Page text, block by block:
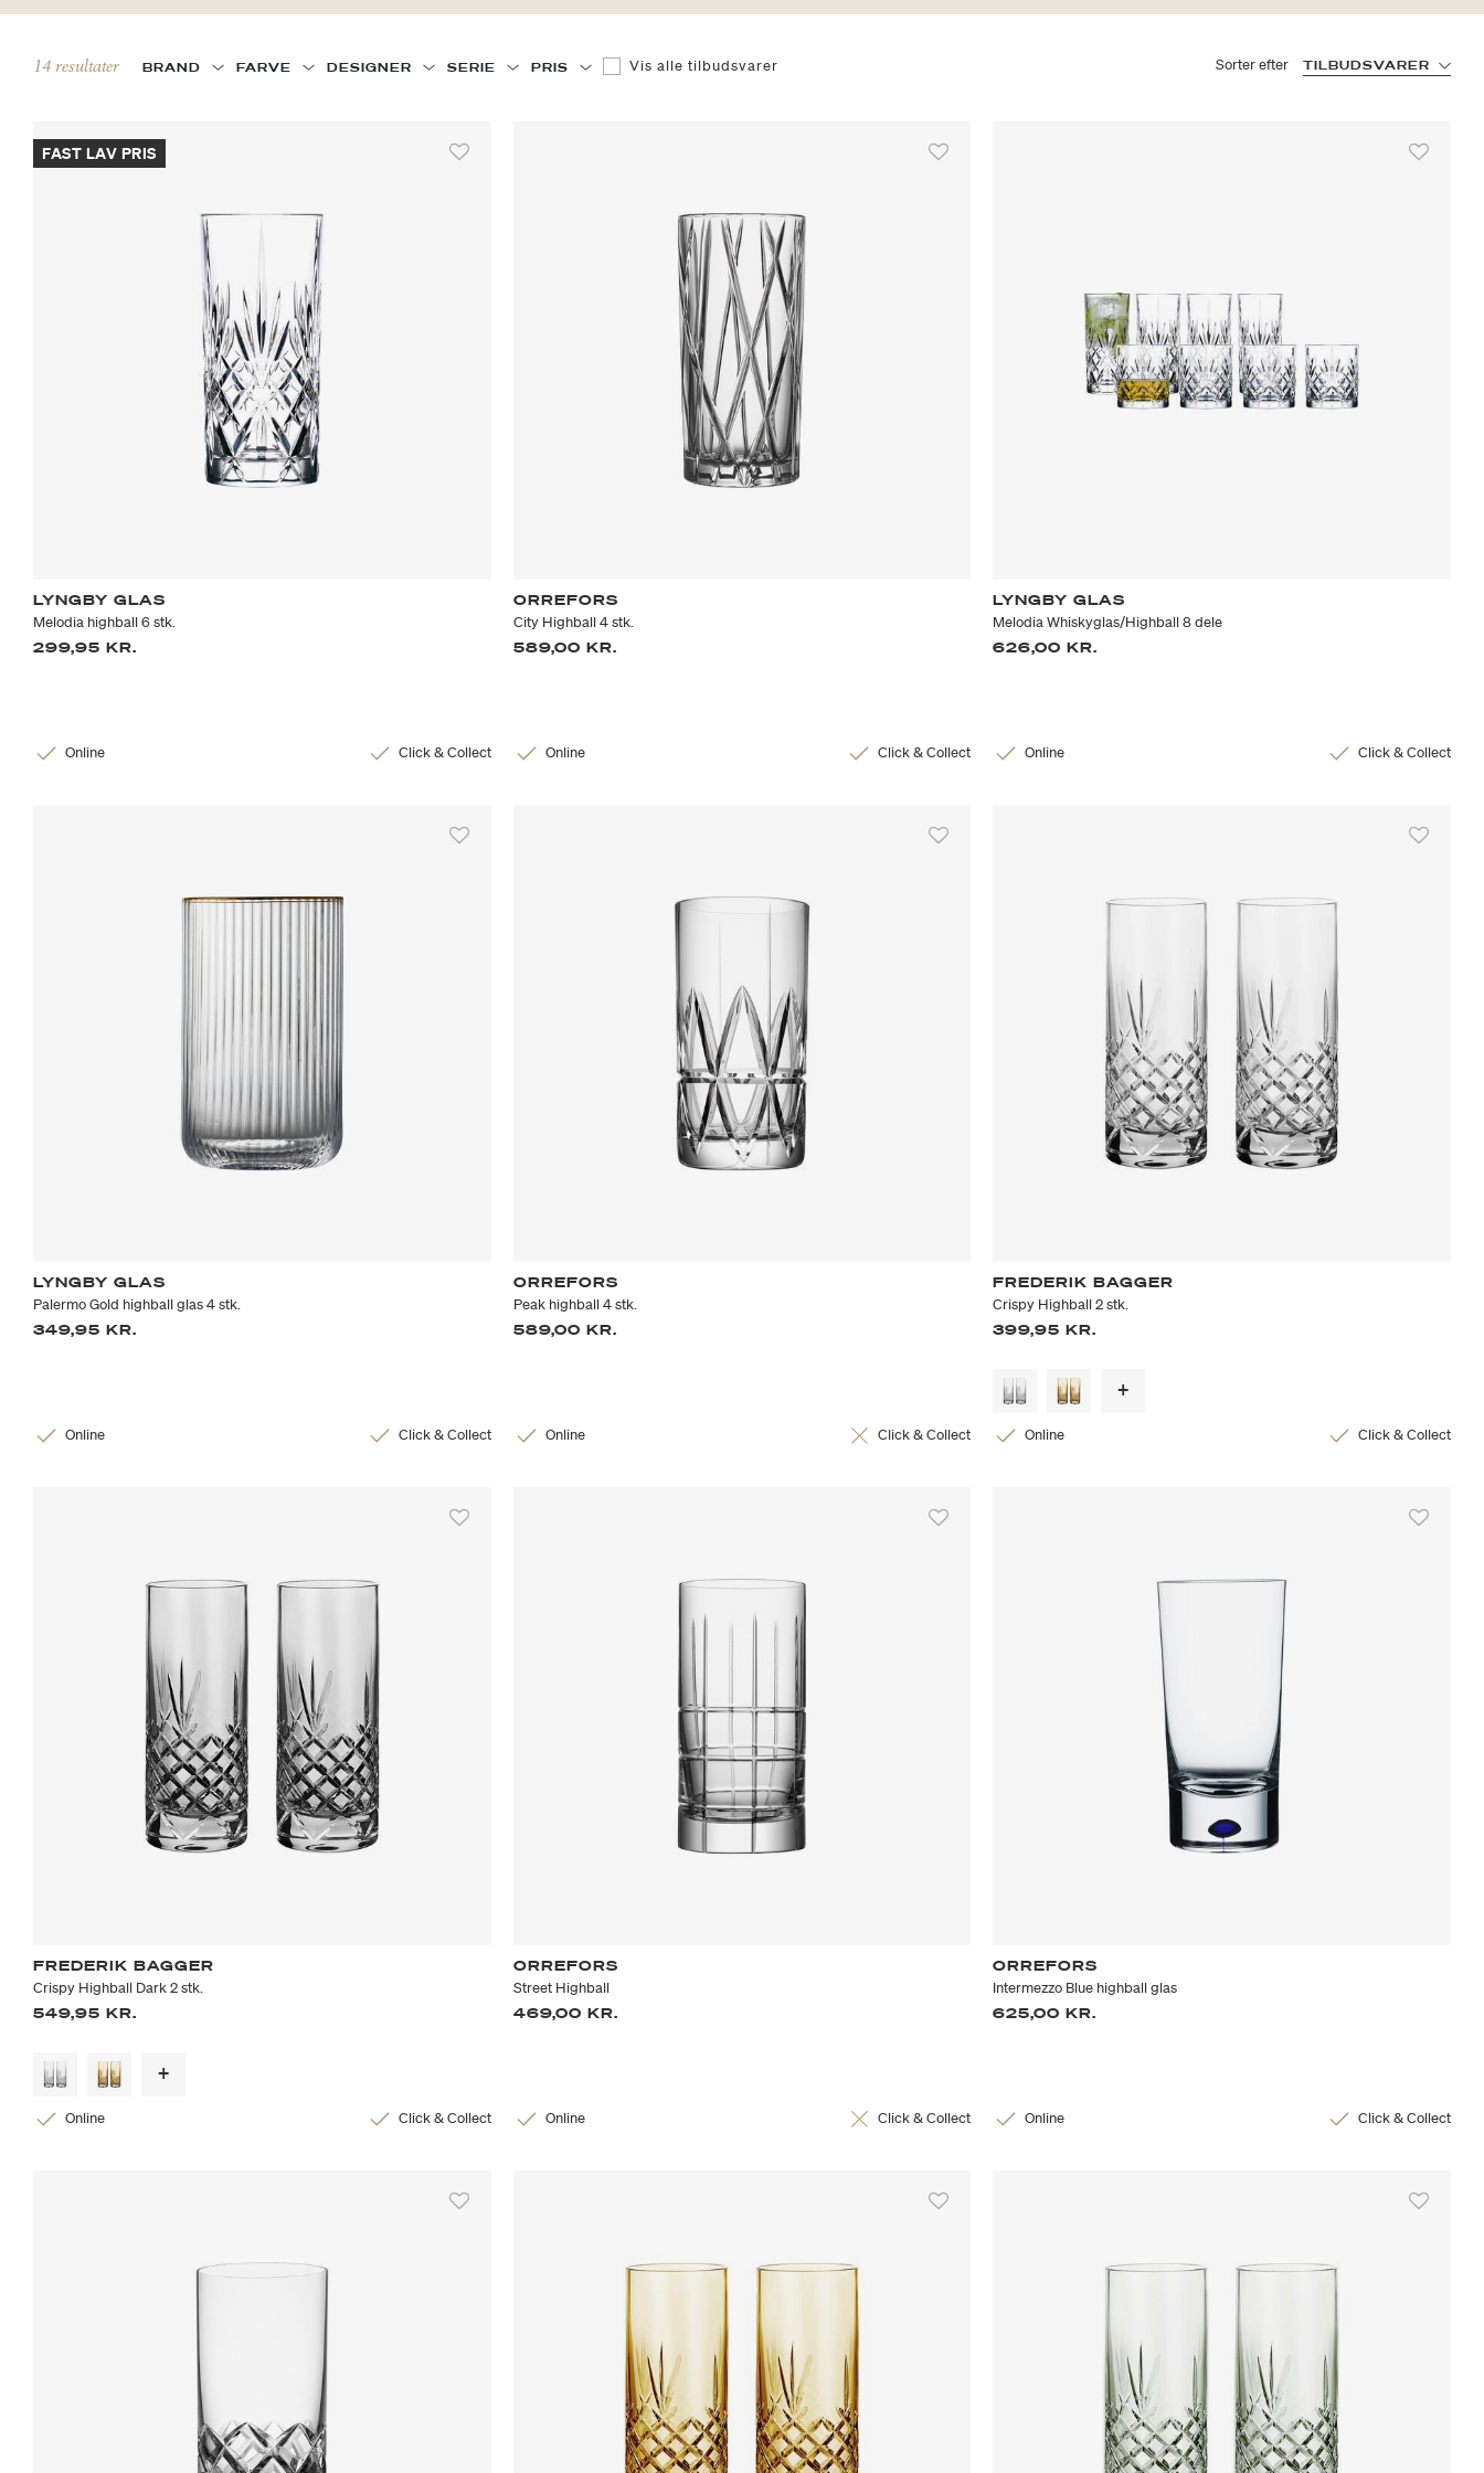
14 resultater Vis alle tilbudsvarer
Filtrer efter null: Vis alle tilbudsvarer
BRAND FARVE DESIGNER SERIE PRIS Sorter efter TILBUDSVARER
FAST LAV PRIS
LYNGBY GLAS
Melodia highball 6 stk.
299,95 KR.
Online Click & Collect
ORREFORS
City Highball 4 stk.
589,00 KR.
Online Click & Collect
LYNGBY GLAS
Melodia Whiskyglas/Highball 8 dele
626,00 KR.
Online Click & Collect
LYNGBY GLAS
Palermo Gold highball glas 4 stk.
349,95 KR.
Online Click & Collect
ORREFORS
Peak highball 4 stk.
589,00 KR.
Online Click & Collect
FREDERIK BAGGER
Crispy Highball 2 stk.
399,95 KR.
Online Click & Collect
FREDERIK BAGGER
Crispy Highball Dark 2 stk.
549,95 KR.
Online Click & Collect
ORREFORS
Street Highball
469,00 KR.
Online Click & Collect
ORREFORS
Intermezzo Blue highball glas
625,00 KR.
Online Click & Collect